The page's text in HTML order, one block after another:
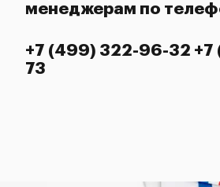
менеджерам по
+7 (499) 322-96-32 +7
73